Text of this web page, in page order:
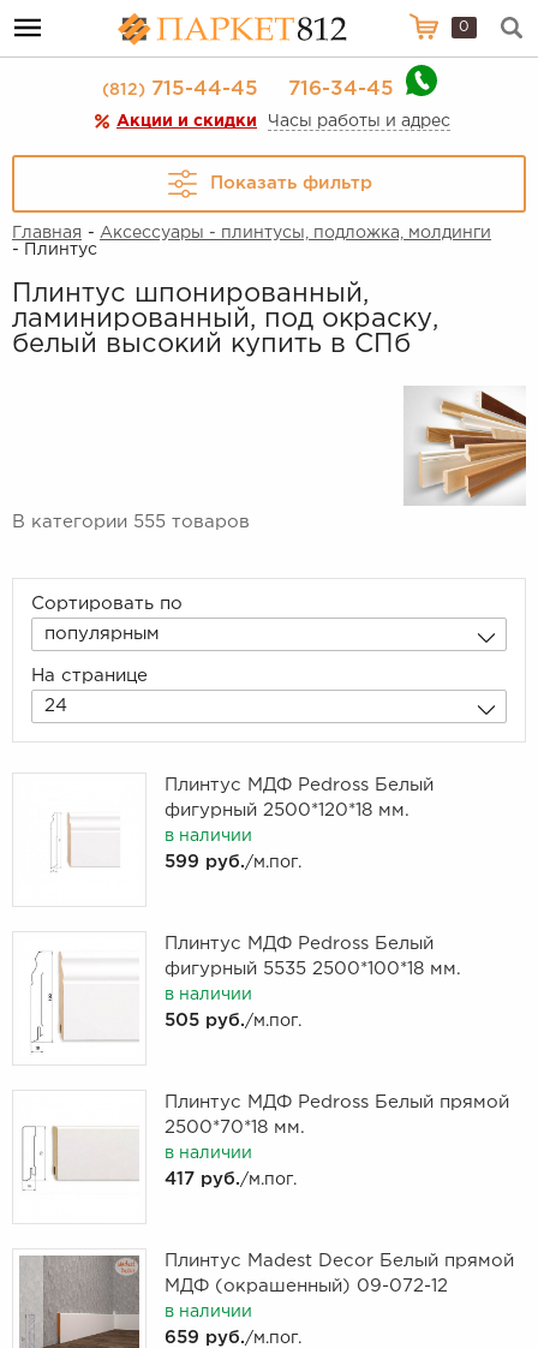
0
(812)715-44-45 716-34-45
Акции и скидки Часы работы и адрес
Показать фильтр
Главная - Аксессуары - плинтусы, подложка, молдинги
- Плинтус
Плинтус шпонированный,
ламинированный, под окраску,
белый высокий купить в СПб
В категории 555 товаров
Сортировать по
популярным
На странице
24
Плинтус МДФ Pedross Белый
фигурный 2500*120*18 мм.
в наличии
599 руб./м.пог.
Плинтус МДФ Pedross Белый
фигурный 5535 2500*100*18 мм.
в наличии
505 руб./м.пог.
Плинтус МДФ Pedross Белый прямой
2500*70*18 мм.
в наличии
417 руб./м.пог.
Плинтус Madest Decor Белый прямой
МДФ (окрашенный) 09-072-12
в наличии
659 руб./м.пог.